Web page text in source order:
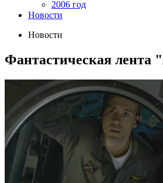
2006 год
Новости
Новости
Фантастическая лента